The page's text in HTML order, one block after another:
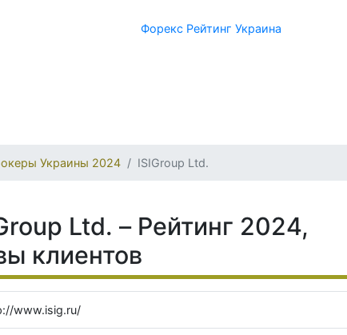
Форекс Рейтинг Украина
Украины 2024 ISIGroup Ltd.
Ltd. – Рейтинг 2024,
клиентов
www.isig.ru/